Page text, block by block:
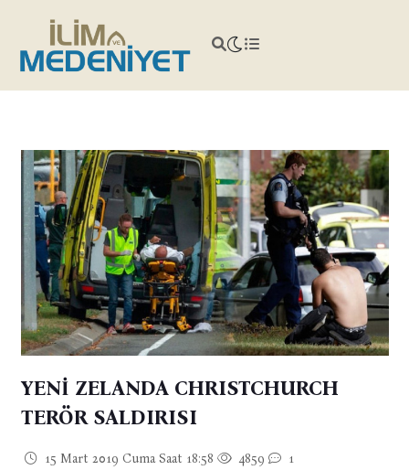
YENİ ZELANDA CHRISTCHURCH
TERÖR SALDIRISI
15 Mart 2019 Cuma Saat 18:58 4859 1